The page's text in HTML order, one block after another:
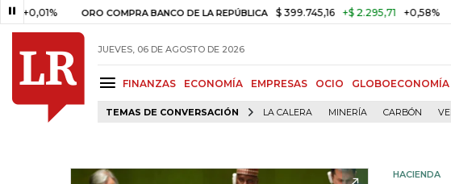
ORO COMPRA BANCO DE LA REPÚBLICA $ 399.745,16 +$ 2.295,71 +0,58% TASA
JUEVES, 06 DE AGOSTO DE 2026
FINANZAS ECONOMÍA EMPRESAS OCIO GLOBOECONOMÍA
TEMAS DE CONVERSACIÓN LA CALERA MINERÍA CARBÓN
HACIENDA